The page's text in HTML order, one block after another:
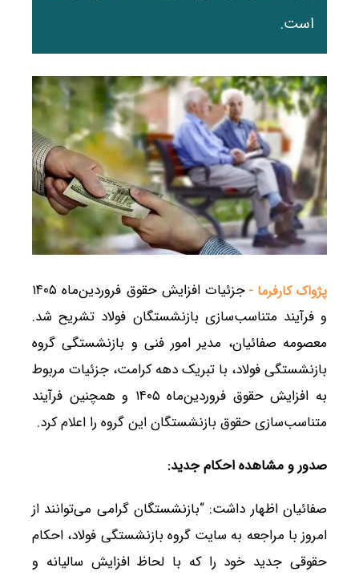
است.
پژواک کارفرما -
جزئیات افزایش حقوق فروردین‌ماه ۱۴۰۵
و فرآیند متناسب‌سازی بازنشستگان فولاد تشریح شد.
معصومه صفائیان، مدیر امور فنی و بازنشستگی گروه
بازنشستگی فولاد، با تبریک دهه کرامت، جزئیات مربوط
به افزایش حقوق فروردین‌ماه ۱۴۰۵ و همچنین فرآیند
متناسب‌سازی حقوق بازنشستگان این گروه را اعلام کرد.
صدور و مشاهده احکام جدید:
صفائیان اظهار داشت: “بازنشستگان گرامی می‌توانند از
امروز با مراجعه به سایت گروه بازنشستگی فولاد، احکام
حقوقی جدید خود را که با لحاظ افزایش سالیانه و